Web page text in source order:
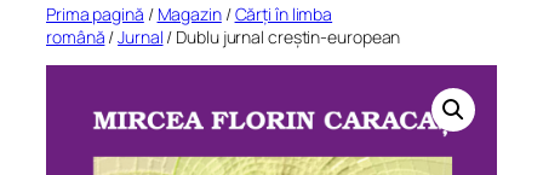
Prima pagină / Magazin/Cărți în limba
română /Jurnal / Dublu jurnal creștin-european